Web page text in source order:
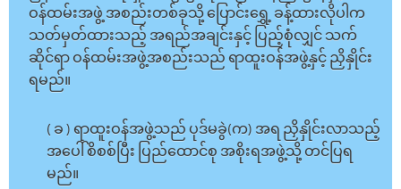
ဝန်ထမ်းအဖွဲ့ အစည်းတစ်ခုသို့ ပြောင်းရွှေ့ ခန့်ထားလိုပါက
သတ်မှတ်ထားသည့် အရည်အချင်းနှင့် ပြည့်စုံလျှင် သက်
ဆိုင်ရာ ဝန်ထမ်းအဖွဲ့အစည်းသည် ရာထူးဝန်အဖွဲ့နှင့် ညှိနှိုင်း
ရမည်။
( ခ ) ရာထူးဝန်အဖွဲ့သည် ပုဒ်မခွဲ(က) အရ ညှိနှိုင်းလာသည့်
အပေါ် စိစစ်ပြီး ပြည်ထောင်စု အစိုးရအဖွဲ့သို့ တင်ပြရ
မည်။